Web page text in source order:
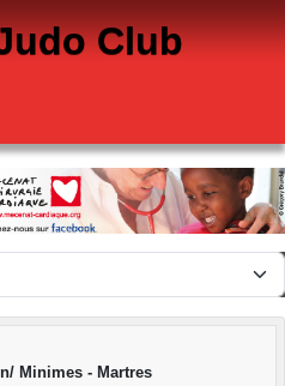
Club
Minimes - Martres